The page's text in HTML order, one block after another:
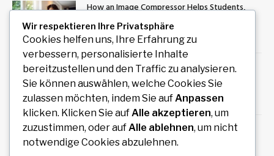
How an Image Compressor Helps Students,
Teachers, and Professionals Optimize Images
August 6, 2026
Private Rundreise mit Auto und Fahrer durch
Südindien planen
August 6, 2026
Redaktionelles Magazin mit hochwertigen
Artikeln zu Politik, Wirtschaft, Technologie,
Wir respektieren Ihre Privatsphäre
Cookies helfen uns, Ihre Erfahrung zu
verbessern, personalisierte Inhalte
bereitzustellen und den Traffic zu analysieren.
Sie können auswählen, welche Cookies Sie
zulassen möchten, indem Sie aufAnpassen
klicken. Klicken Sie aufAlle akzeptieren, um
zuzustimmen, oder aufAlle ablehnen, um nicht
notwendige Cookies abzulehnen.